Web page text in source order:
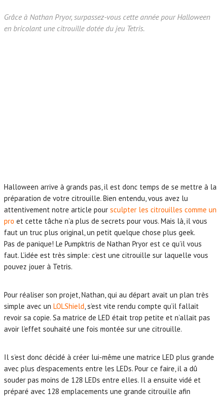
Grâce à Nathan Pryor, surpassez-vous cette année pour Halloween
en bricolant une citrouille dotée du jeu Tetris.
Halloween arrive à grands pas, il est donc temps de se mettre à la
préparation de votre citrouille. Bien entendu, vous avez lu
attentivement notre article pour sculpter les citrouilles comme un
pro et cette tâche n’a plus de secrets pour vous. Mais là, il vous
faut un truc plus original, un petit quelque chose plus geek.
Pas de panique! Le Pumpktris de Nathan Pryor est ce qu’il vous
faut. L’idée est très simple: c’est une citrouille sur laquelle vous
pouvez jouer à Tetris.
Pour réaliser son projet, Nathan, qui au départ avait un plan très
simple avec un LOLShield , s’est vite rendu compte qu’il fallait
revoir sa copie. Sa matrice de LED était trop petite et n’allait pas
avoir l’effet souhaité une fois montée sur une citrouille.
Il s’est donc décidé à créer lui-même une matrice LED plus grande
avec plus d’espacements entre les LEDs. Pour ce faire, il a dû
souder pas moins de 128 LEDs entre elles. Il a ensuite vidé et
préparé avec 128 emplacements une grande citrouille afin